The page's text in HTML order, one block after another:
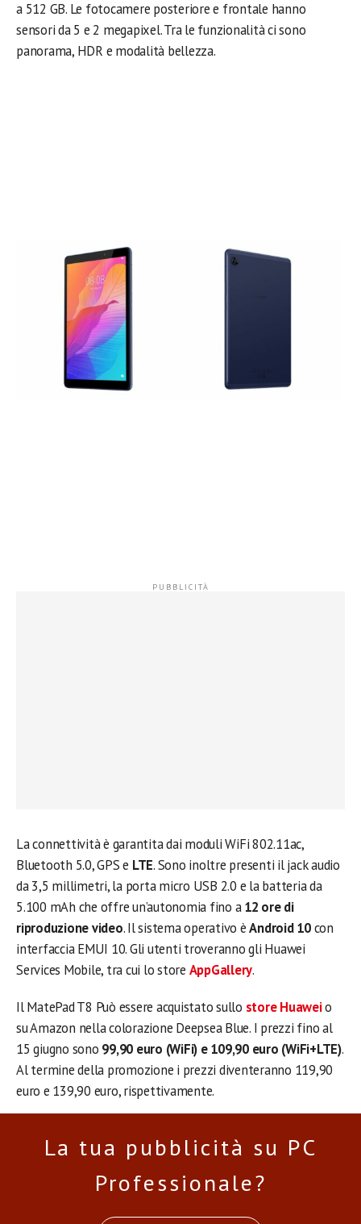
a 512 GB. Le fotocamere posteriore e frontale hanno
sensori da 5 e 2 megapixel. Tra le funzionalità ci sono
panorama, HDR e modalità bellezza.
La connettività è garantita dai moduli WiFi 802.11ac,
Bluetooth 5.0, GPS e LTE. Sono inoltre presenti il jack audio
da 3,5 millimetri, la porta micro USB 2.0 e la batteria da
5.100 mAh che offre un’autonomia fino a12 ore di
riproduzione video. Il sistema operativo èAndroid 10con
interfaccia EMUI 10. Gli utenti troveranno gli Huawei
Services Mobile, tra cui lo store AppGallery.
Il MatePad T8 Può essere acquistato sullo store Huaweio
su Amazon nella colorazione Deepsea Blue. I prezzi fino al
15 giugno sono 99,90 euro (WiFi) e 109,90 euro (WiFi+LTE).
Al termine della promozione i prezzi diventeranno 119,90
euro e 139,90 euro, rispettivamente.
La tua pubblicità su PC
Professionale?